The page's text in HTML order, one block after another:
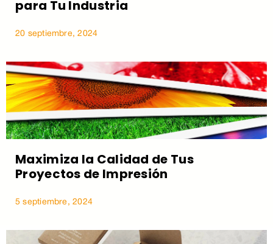
para Tu Industria
20 septiembre, 2024
Maximiza la Calidad de Tus
Proyectos de Impresión
5 septiembre, 2024